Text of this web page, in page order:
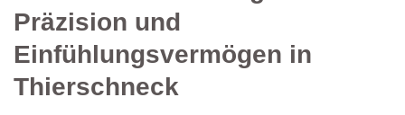
Präzision und
Einfühlungsvermögen in
Thierschneck